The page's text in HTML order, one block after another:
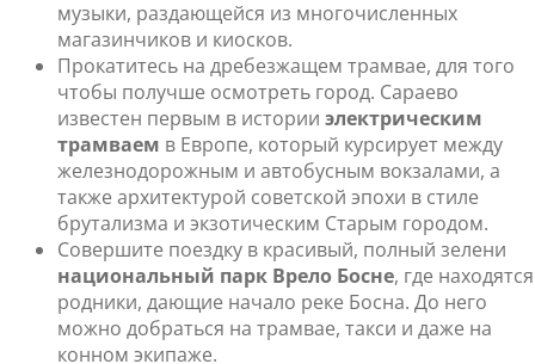
музыки, раздающейся из многочисленных
магазинчиков и киосков.
Прокатитесь на дребезжащем трамвае, для того
чтобы получше осмотреть город. Сараево
известен первым в истории электрическим
трамваем в Европе, который курсирует между
железнодорожным и автобусным вокзалами, а
также архитектурой советской эпохи в стиле
брутализма и экзотическим Старым городом.
Совершите поездку в красивый, полный зелени
национальный парк Врело Босне, где находятся
родники, дающие начало реке Босна. До него
можно добраться на трамвае, такси и даже на
конном экипаже.